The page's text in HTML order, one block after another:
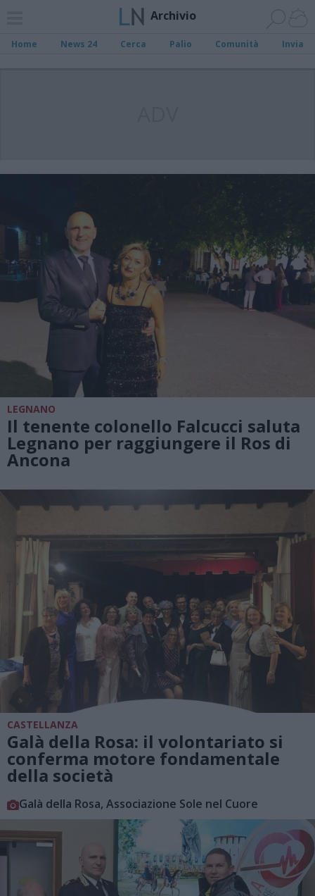
Archivio
Home News 24 Cerca Palio Comunità Invia
LEGNANO
Il tenente colonello Falcucci saluta
Legnano per raggiungere il Ros di
Ancona
CASTELLANZA
Galà della Rosa: il volontariato si
conferma motore fondamentale
della società
Galà della Rosa, Associazione Sole nel Cuore